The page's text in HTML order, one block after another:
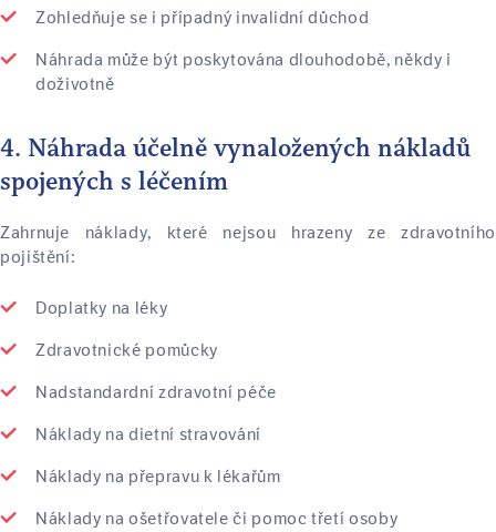
Zohledňuje se i případný invalidní důchod
Náhrada může být poskytována dlouhodobě, někdy i
doživotně
4. Náhrada účelně vynaložených nákladů
spojených s léčením
Zahrnuje náklady, které nejsou hrazeny ze zdravotního
pojištění:
Doplatky na léky
Zdravotnické pomůcky
Nadstandardní zdravotní péče
Náklady na dietní stravování
Náklady na přepravu k lékařům
Náklady na ošetřovatele či pomoc třetí osoby